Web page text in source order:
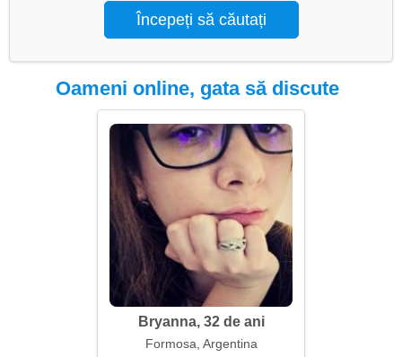
Oameni online, gata să discute
Bryanna, 32 de ani
Formosa, Argentina